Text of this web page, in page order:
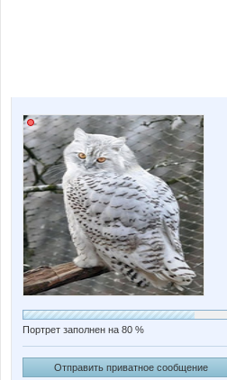
Портрет заполнен на 80 %
Отправить приватное сообщение